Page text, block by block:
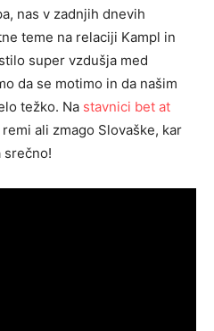
nas v zadnjih dnevih
teme na relaciji Kampl in
super vzdušja med
da se motimo in da našim
težko. Na stavnici bet at
ali zmago Slovaške, kar
srečno!